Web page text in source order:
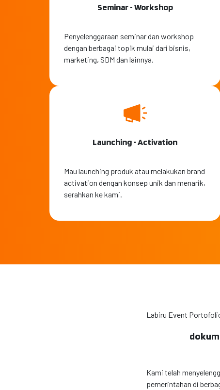
Seminar • Workshop
Penyelenggaraan seminar dan workshop
dengan berbagai topik mulai dari bisnis,
marketing, SDM dan lainnya.
Launching • Activation
Mau launching produk atau melakukan brand
activation dengan konsep unik dan menarik,
serahkan ke kami.
Labiru Event
Kami telah
pemerintahan di